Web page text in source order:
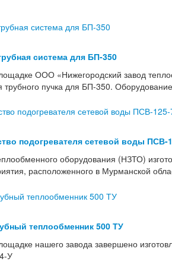
система для БП-350
ООО «Нижегородский завод
трубного пучка для БП-350.
подогревателя сетевой воды ПСВ-
оборудования (НЗТО)
расположенного в Мурманской
теплообменник 500 ТУ
нашего завода завершено
У